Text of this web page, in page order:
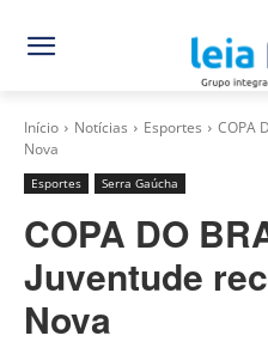
Início Notícias Esportes
COPA
Nova
Esportes Serra Gaúcha
COPA DO
Juventude
Nova